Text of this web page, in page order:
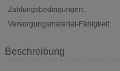
Zahlungsbedingungen:
Versorgungsmaterial-Fähigkeit:
Beschreibung